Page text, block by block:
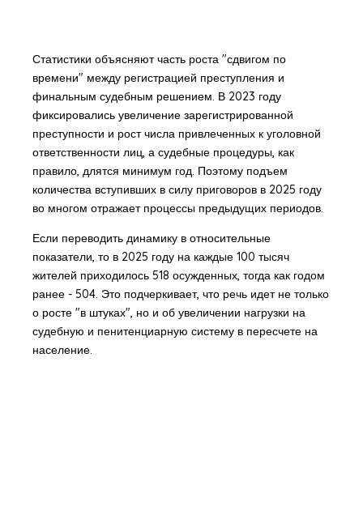
Статистики объясняют часть роста "сдвигом по
времени" между регистрацией преступления и
финальным судебным решением. В 2023 году
фиксировались увеличение зарегистрированной
преступности и рост числа привлеченных к уголовной
ответственности лиц, а судебные процедуры, как
правило, длятся минимум год. Поэтому подъем
количества вступивших в силу приговоров в 2025 году
во многом отражает процессы предыдущих периодов.
Если переводить динамику в относительные
показатели, то в 2025 году на каждые 100 тысяч
жителей приходилось 518 осужденных, тогда как годом
ранее - 504. Это подчеркивает, что речь идет не только
о росте "в штуках", но и об увеличении нагрузки на
судебную и пенитенциарную систему в пересчете на
население.